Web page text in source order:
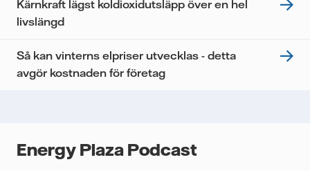
Kärnkraft lägst koldioxidutsläpp över en hel
livslängd
Så kan vinterns elpriser utvecklas - detta
avgör kostnaden för företag
Energy Plaza Podcast